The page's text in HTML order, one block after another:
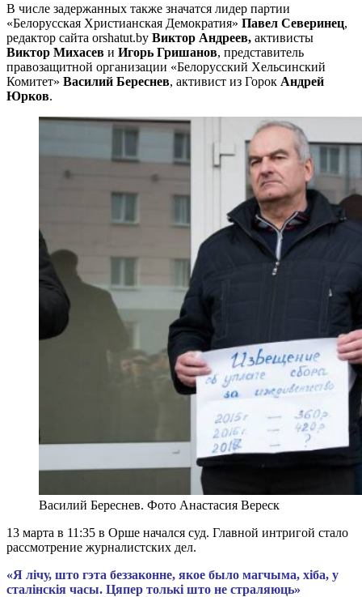
В числе задержанных также значатся лидер партии
«Белорусская Христианская Демократия» Павел Северинец,
редактор сайта orshatut.by Виктор Андреев, активисты
Виктор Михасев и Игорь Гришанов, представитель
правозащитной организации «Белорусский Хельсинский
Комитет» Василий Береснев, активист из Горок Андрей
Юрков.
Василий Береснев. Фото Анастасия Вереск
13 марта в 11:35 в Орше начался суд. Главной интригой стало
рассмотрение журналистских дел.
«Я лічу, што гэта беззаконне, якое было магчыма, хіба, у
сталінскія часы. Цяпер толькі што не страляюць»